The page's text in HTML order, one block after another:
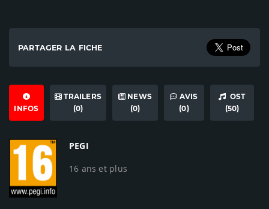
PARTAGER LA FICHE
INFOS
TRAILERS
(0)
NEWS
(0)
AVIS
(0)
OST
(50)
PEGI
16 ans et plus